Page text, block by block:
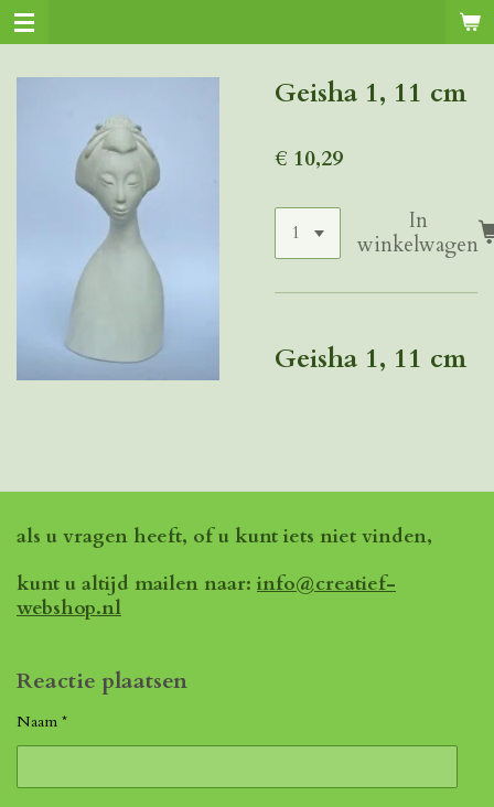
Ga
direct
hoofdinhoud
Geisha 1, 11 cm
€ 10,29
In
winkelwagen
Geisha 1, 11 cm
als u vragen heeft, of u kunt iets niet vinden,
kunt u altijd mailen naar: info@creatief-
webshop.nl
Reactie plaatsen
Naam *